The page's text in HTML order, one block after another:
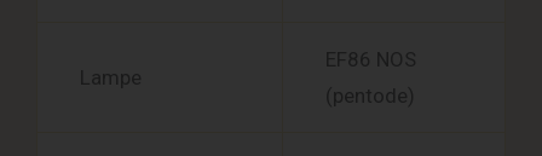
Lampe
EF86 NOS
(pentode)